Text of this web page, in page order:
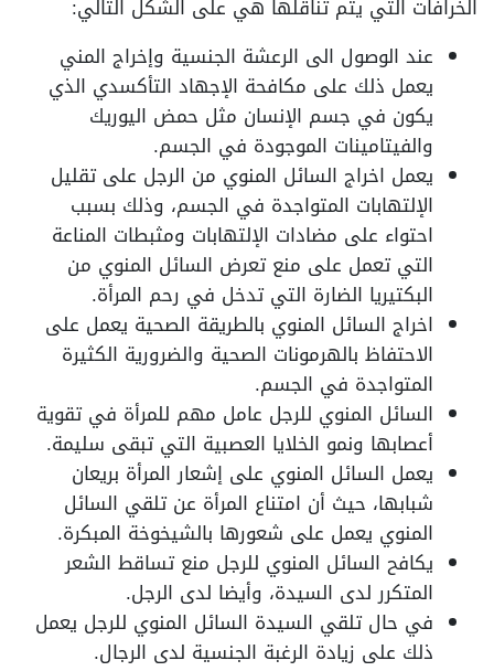
الخرافات التي يتم تناقلها هي على الشكل التالي:
عند الوصول الى الرعشة الجنسية وإخراج المني
يعمل ذلك على مكافحة الإجهاد التأكسدي الذي
يكون في جسم الإنسان مثل حمض اليوريك
والفيتامينات الموجودة في الجسم.
يعمل اخراج السائل المنوي من الرجل على تقليل
الإلتهابات المتواجدة في الجسم، وذلك بسبب
احتواء على مضادات الإلتهابات ومثبطات المناعة
التي تعمل على منع تعرض السائل المنوي من
البكتيريا الضارة التي تدخل في رحم المرأة.
اخراج السائل المنوي بالطريقة الصحية يعمل على
الاحتفاظ بالهرمونات الصحية والضرورية الكثيرة
المتواجدة في الجسم.
السائل المنوي للرجل عامل مهم للمرأة في تقوية
أعصابها ونمو الخلايا العصبية التي تبقى سليمة.
يعمل السائل المنوي على إشعار المرأة بريعان
شبابها، حيث أن امتناع المرأة عن تلقي السائل
المنوي يعمل على شعورها بالشيخوخة المبكرة.
يكافح السائل المنوي للرجل منع تساقط الشعر
المتكرر لدى السيدة، وأيضا لدى الرجل.
في حال تلقي السيدة السائل المنوي للرجل يعمل
ذلك على زيادة الرغبة الجنسية لدى الرجال.